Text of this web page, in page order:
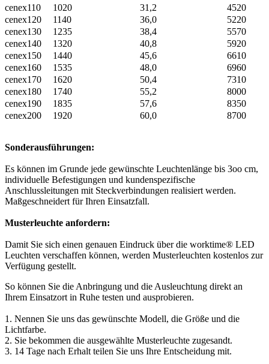
cenex110
1020 31,2
4520
cenex120
1140 36,0
5220
cenex130
1235 38,4
5570
cenex140
1320 40,8
5920
cenex150
1440 45,6
6610
cenex160
1535 48,0
6960
cenex170
1620 50,4
7310
cenex180
1740 55,2
8000
cenex190
1835 57,6
8350
cenex200
1920 60,0 8700
Sonderausführungen:
Es können im Grunde jede gewünschte Leuchtenlänge bis 3oo cm,
individuelle Befestigungen und kundenspezifische
Anschlussleitungen mit Steckverbindungen realisiert werden.
Maßgeschneidert für Ihren Einsatzfall.
Musterleuchte anfordern:
Damit Sie sich einen genauen Eindruck über die worktime® LED
Leuchten verschaffen können, werden Musterleuchten kostenlos zur
Verfügung gestellt.
So können Sie die Anbringung und die Ausleuchtung direkt an
Ihrem Einsatzort in Ruhe testen und ausprobieren.
1. Nennen Sie uns das gewünschte Modell, die Größe und die
Lichtfarbe.
2. Sie bekommen die ausgewählte Musterleuchte zugesandt.
3. 14 Tage nach Erhalt teilen Sie uns Ihre Entscheidung mit.